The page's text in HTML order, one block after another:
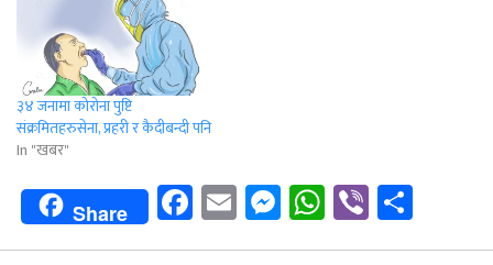
जनामा कोरोना संक्रमण पृष्टि भएको…
३४ जनामा कोरोना पुष्टि
संक्रमितहरुसेना, प्रहरी र कैदीबन्दी पनि
In "खबर"
Share Facebook
EmailMessenger
WhatsApp
Viber